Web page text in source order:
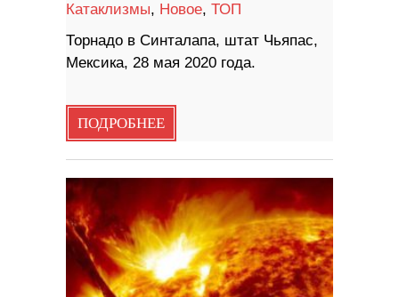
Катаклизмы, Новое, ТОП
Торнадо в Синталапа, штат Чьяпас,
Мексика, 28 мая 2020 года.
ПОДРОБНЕЕ